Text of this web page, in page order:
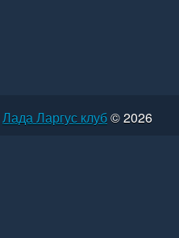
Лада Ларгус клуб© 2026